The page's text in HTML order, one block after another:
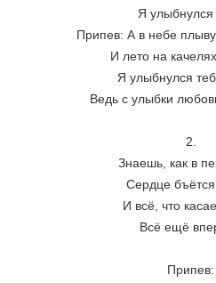
Я улыбнулся
Припев: А в небе
И лето на качелях
Я улыбнулся
Ведь с улыбки
2.
Знаешь, как в
Сердце бъётся
И всё, что
Всё ещё
Припев: